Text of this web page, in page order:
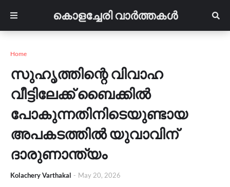
കൊളച്ചേരി വാർത്തകൾ
Home
സുഹൃത്തിന്റെ വിവാഹ
വീട്ടിലേക്ക് ബൈക്കിൽ
പോകുന്നതിനിടെയുണ്ടായ
അപകടത്തിൽ യുവാവിന്
ദാരുണാന്ത്യം
Kolachery Varthakal - May 20, 2026